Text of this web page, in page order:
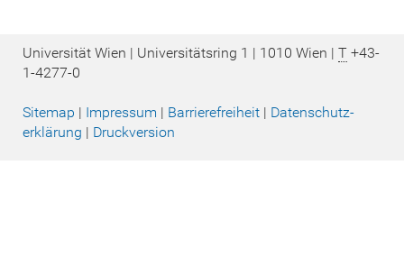
Universität Wien | Universitätsring 1 | 1010 Wien | T +43-
1-4277-0
Sitemap | Impressum | Barrierefreiheit | Datenschutz­
erklärung | Druckversion